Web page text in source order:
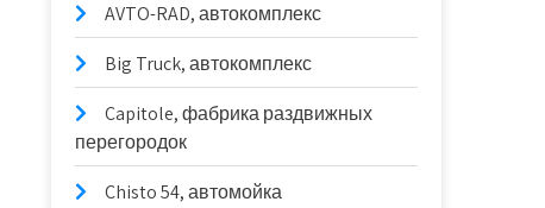
AVTO-RAD, автокомплекс
Big Truck, автокомплекс
Capitole, фабрика раздвижных
перегородок
Chisto 54, автомойка